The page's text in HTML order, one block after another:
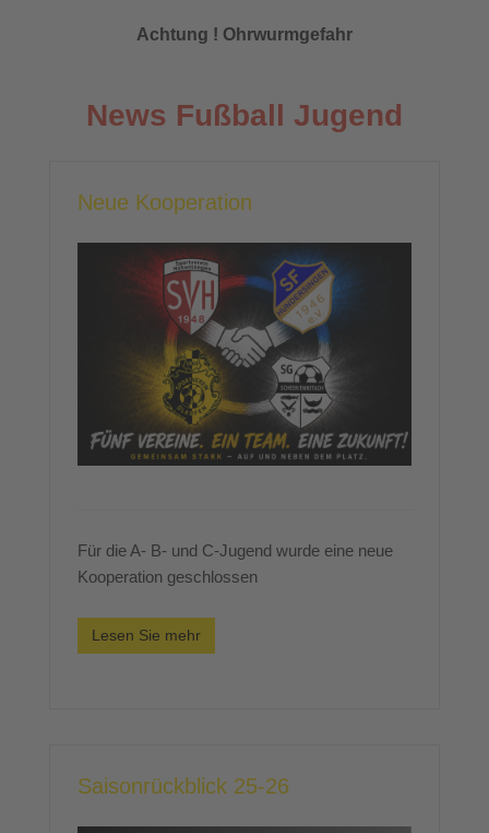
Achtung ! Ohrwurmgefahr
News Fußball Jugend
Neue Kooperation
Für die A- B- und C-Jugend wurde eine neue
Kooperation geschlossen
Lesen Sie mehr
Saisonrückblick 25-26